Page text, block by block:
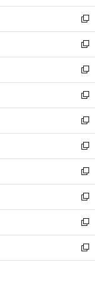
開
く
ウ
で
開
く
ン
ド
ウ
で
開
く
ウ
ィ
ン
ド
ウ
で
開
く
新
し
い
ウ
ィ
ン
ド
ウ
で
開
く
新
し
い
ウ
ィ
ン
ド
ウ
で
開
く
新
し
い
ウ
ィ
ン
ド
ウ
で
開
く
新
し
い
ウ
ィ
ン
ド
ウ
で
開
く
新
し
い
ウ
ィ
ン
ド
ウ
で
開
く
新
し
い
ウ
ィ
ン
ド
ウ
で
開
新
し
い
ウ
ィ
ン
ド
ウ
新
し
い
ウ
ィ
ン
新
し
い
ウ
新
し